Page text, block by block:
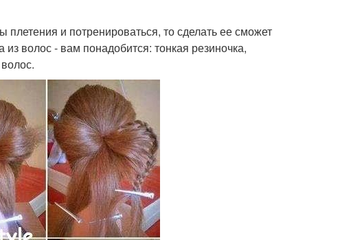
и потренироваться, то сделать ее сможет
волос - вам понадобится: тонкая резиночка,